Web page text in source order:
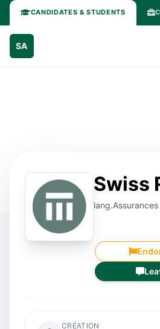
CANDIDATES & STUDENTS
SA
Swiss
CRÉATION